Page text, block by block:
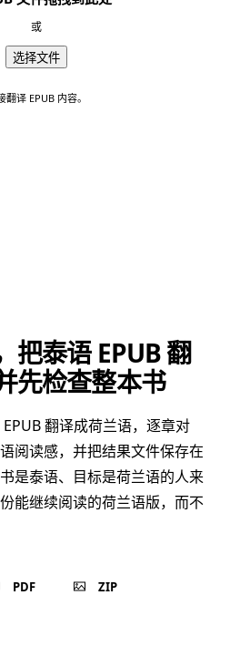
或
选择文件
翻译 EPUB 内容。
把泰语 EPUB 翻
先检查整本书
翻译成荷兰语，逐章对
阅读感，并把结果文件保存在
是泰语、目标是荷兰语的人来
能继续阅读的荷兰语版，而不
PDF ZIP